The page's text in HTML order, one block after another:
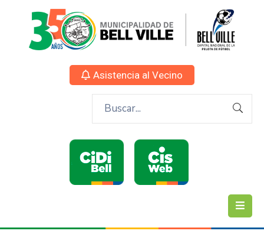
Asistencia al Vecino